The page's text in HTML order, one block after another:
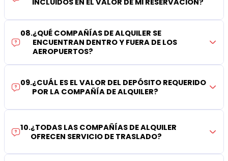
INCLUIDOS EN EL VALOR DE MI RESERVACIÓN?
08.¿QUÉ COMPAÑÍAS DE ALQUILER SE
ENCUENTRAN DENTRO Y FUERA DE LOS
AEROPUERTOS?
09.¿CUÁL ES EL VALOR DEL DEPÓSITO REQUERIDO
POR LA COMPAÑÍA DE ALQUILER?
10.¿TODAS LAS COMPAÑÍAS DE ALQUILER
OFRECEN SERVICIO DE TRASLADO?